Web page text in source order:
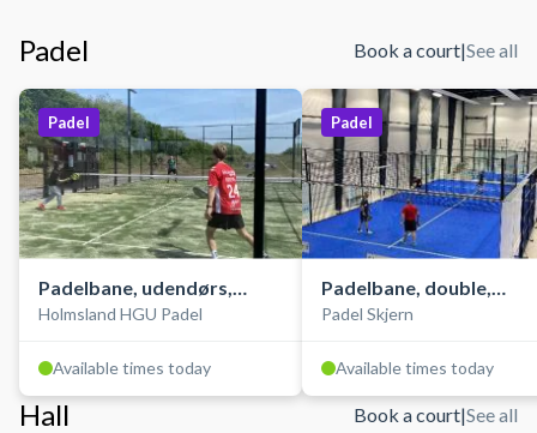
Padel Book a court|See all
Padel
Padelbane, udendørs,
double
Holmsland HGU Padel
Available times today
Padel
Padelbane, double,
indendørs
Padel Skjern
Available times today
Hall Book a court|See all